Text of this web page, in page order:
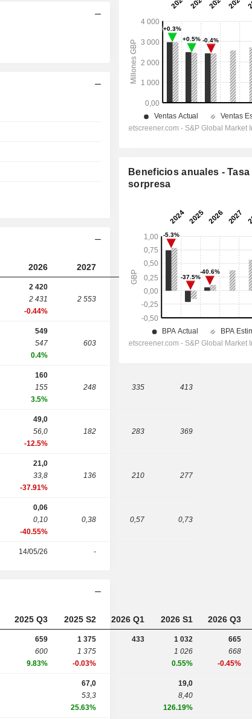
2026 2027 2028 2029
2 420
2 431
-0.44%
2 553 2 877
549
547
0.4%
603 701 781
160
155
3.5%
248 335 413
49,0
56,0
-12.5%
182 283 369
21,0
33,8
-37.91%
136 210 277
0,06
0,10
-40.55%
0,38 0,57 0,73
14/05/26 -
2025 Q3 2025 S2 2026 Q1 2026 S1 2026 Q3
659
600
9.83%
1 375
1 375
-0.03%
433
1 032
1 026
0.55%
665
668
-0.45%
67,0
53,3
25.63%
19,0
8,40
126.19%
Beneficios anuales - Tasa
sorpresa